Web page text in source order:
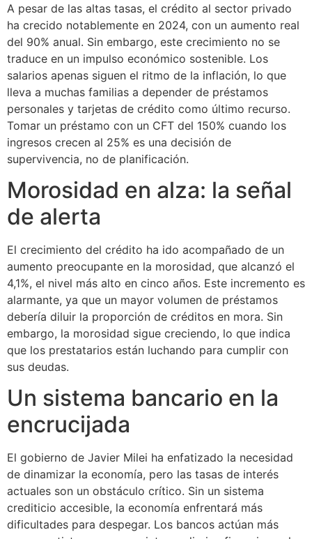
A pesar de las altas tasas, el crédito al sector privado
ha crecido notablemente en 2024, con un aumento real
del 90% anual. Sin embargo, este crecimiento no se
traduce en un impulso económico sostenible. Los
salarios apenas siguen el ritmo de la inflación, lo que
lleva a muchas familias a depender de préstamos
personales y tarjetas de crédito como último recurso.
Tomar un préstamo con un CFT del 150% cuando los
ingresos crecen al 25% es una decisión de
supervivencia, no de planificación.
Morosidad en alza: la señal
de alerta
El crecimiento del crédito ha ido acompañado de un
aumento preocupante en la morosidad, que alcanzó el
4,1%, el nivel más alto en cinco años. Este incremento es
alarmante, ya que un mayor volumen de préstamos
debería diluir la proporción de créditos en mora. Sin
embargo, la morosidad sigue creciendo, lo que indica
que los prestatarios están luchando para cumplir con
sus deudas.
Un sistema bancario en la
encrucijada
El gobierno de Javier Milei ha enfatizado la necesidad
de dinamizar la economía, pero las tasas de interés
actuales son un obstáculo crítico. Sin un sistema
crediticio accesible, la economía enfrentará más
dificultades para despegar. Los bancos actúan más